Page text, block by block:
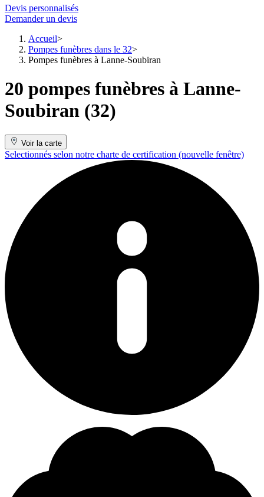
Devis personnalisés
Demander un devis
Accueil
Pompes funèbres dans le 32
Pompes funèbres à Lanne-Soubiran
20 pompes funèbres à Lanne-
Soubiran (32)
Voir la carte
Selectionnés selon notre charte de certification (nouvelle fenêtre)